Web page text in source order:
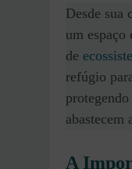
Desde sua
um espaço
de
refúgio
abastecem
A